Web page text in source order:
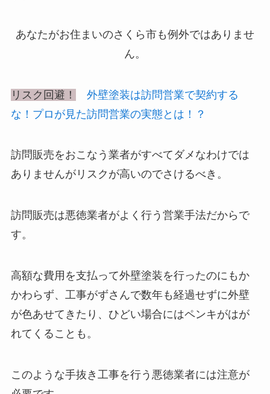
あなたがお住まいのさくら市も例外ではありませ
ん。
リスク回避！
外壁塗装は訪問営業で契約する
な！プロが見た訪問営業の実態とは！？
訪問販売をおこなう業者がすべてダメなわけでは
ありませんがリスクが高いのでさけるべき。
訪問販売は悪徳業者がよく行う営業手法だからで
す。
高額な費用を支払って外壁塗装を行ったのにもか
かわらず、工事がずさんで数年も経過せずに外壁
が色あせてきたり、ひどい場合にはペンキがはが
れてくることも。
このような手抜き工事を行う 悪徳業者には注意が